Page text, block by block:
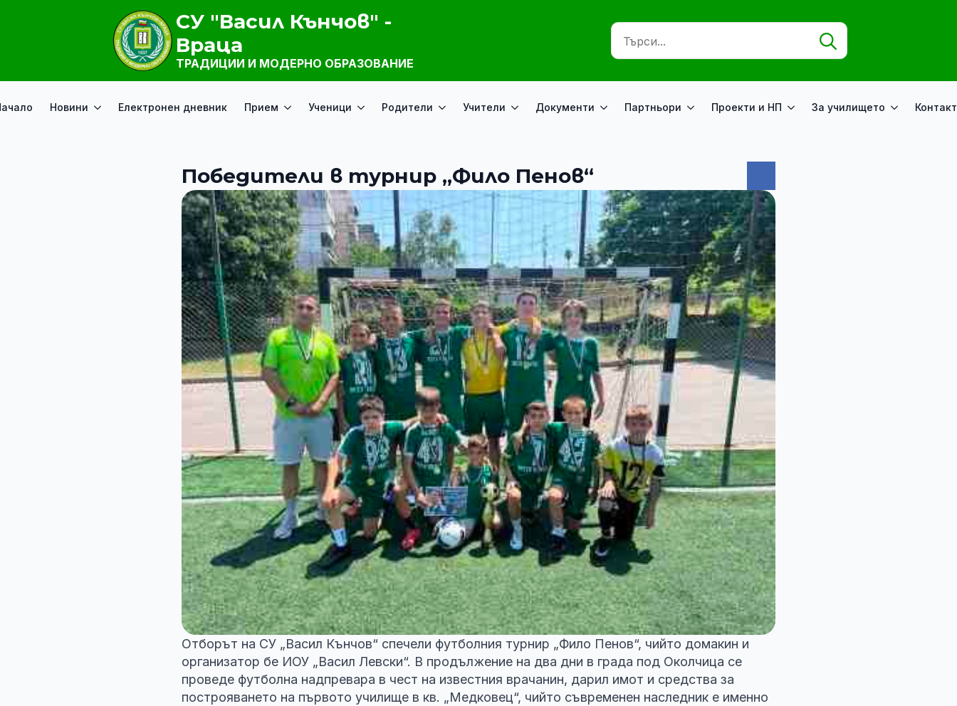
СУ "Васил Кънчов" -
Враца
ТРАДИЦИИ И МОДЕРНО ОБРАЗОВАНИЕ
Search
Новини Електронен дневник Прием Ученици Родители Учители Документи Партньори Проекти и НП За училището
Победители в турнир „Фило Пенов“
Отборът на СУ „Васил Кънчов“ спечели футболния турнир „Фило Пенов“, чийто домакин и
организатор бе ИОУ „Васил Левски“. В продължение на два дни в града под Околчица се
проведе футболна надпревара в чест на известния врачанин, дарил имот и средства за
построяването на първото училище в кв. „Медковец“, чийто съвременен наследник е именно